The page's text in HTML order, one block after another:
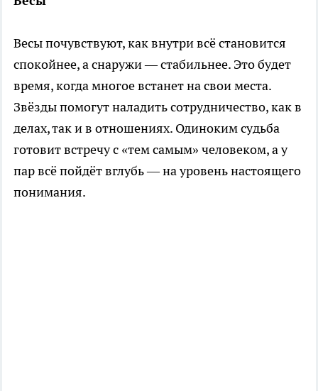
Весы почувствуют, как внутри всё становится
спокойнее, а снаружи — стабильнее. Это будет
время, когда многое встанет на свои места.
Звёзды помогут наладить сотрудничество, как в
делах, так и в отношениях. Одиноким судьба
готовит встречу с «тем самым» человеком, а у
пар всё пойдёт вглубь — на уровень настоящего
понимания.